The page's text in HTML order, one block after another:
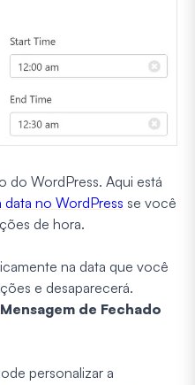
do WordPress. Aqui está
data no WordPress se você
de hora.
na data que você
e desaparecerá.
Mensagem de Fechado
personalizar a